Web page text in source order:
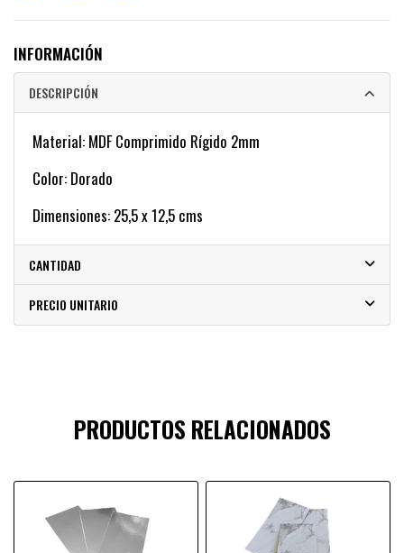
INFORMACIÓN
DESCRIPCIÓN
Material: MDF Comprimido Rígido 2mm
Color: Dorado
Dimensiones: 25,5 x 12,5 cms
CANTIDAD
PRECIO UNITARIO
PRODUCTOS RELACIONADOS